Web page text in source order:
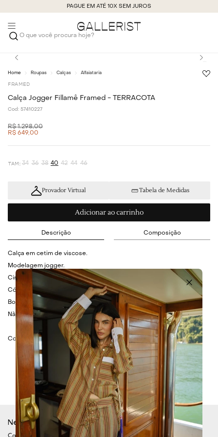
PAGUE EM ATÉ 10X SEM JUROS
O que você procura hoje?
Roupas Calças Alfaiataria
FRAMED
Calça Jogger Fillamê Framed - TERRACOTA
Cod: 57410227
R$ 1.298,00
R$ 649,00
34 36 38 40 42 44 46
Provador Virtual Tabela de Medidas
Adicionar ao carrinho
Descrição Composição
Calça em cetim de viscose.
Modelagem jogger.
Cintura alta.
Cós com elástico embutido e cordão.
Bolsos laterais e posteriores.
Não possui fechamento.
Composição: 100% Viscose.
Newsletter